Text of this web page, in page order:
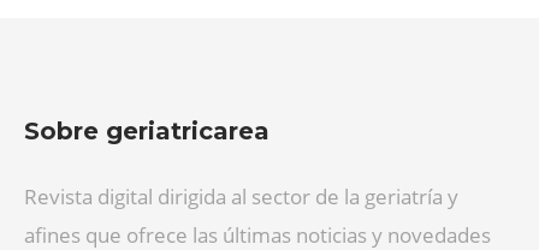
Sobre geriatricarea
Revista digital dirigida al sector de la geriatría y
afines que ofrece las últimas noticias y novedades